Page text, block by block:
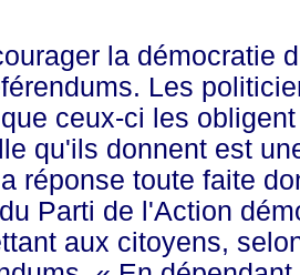
la démocratie
Les
ceux-ci les
qu'ils donnent est
réponse toute faite
Parti de l'Action
aux citoyens,